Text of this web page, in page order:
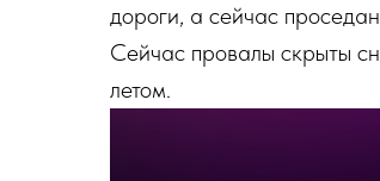
дороги, а сейчас
Сейчас провалы скрыты
летом.